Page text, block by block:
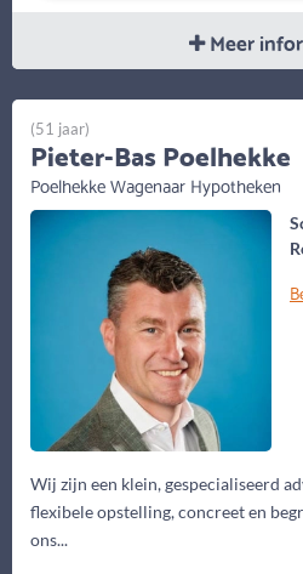
Meer
Wij zijn een klein, gespecialiseerd
flexibele opstelling, concreet en
ons...
(51 jaar)
Pieter-Bas Poelhekke
Poelhekke Wagenaar Hypotheken